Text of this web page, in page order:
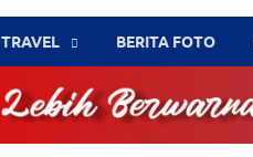
‎TRAVEL BERITA FOTO